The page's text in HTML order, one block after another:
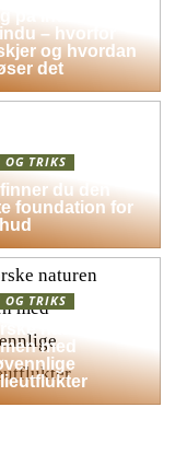
på indersiden
– hvorfor
og hvordan
det
OG TRIKS
du den
foundation for
OG TRIKS
naturen
med